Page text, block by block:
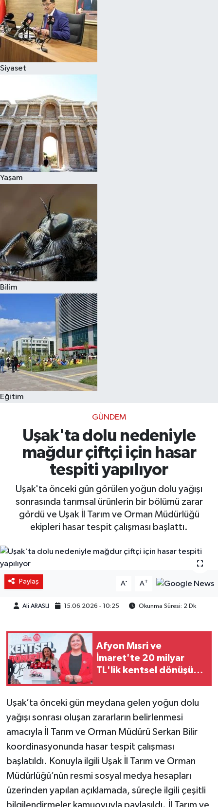
Siyaset
Yaşam
Bilim
Eğitim
GÜNDEM
Uşak'ta dolu nedeniyle
mağdur çiftçi için hasar
tespiti yapılıyor
Uşak'ta önceki gün görülen yoğun dolu yağışı
sonrasında tarımsal ürünlerin bir bölümü zarar
gördü ve Uşak İl Tarım ve Orman Müdürlüğü
ekipleri hasar tespit çalışması başlattı.
Paylaş A- A+
Ali ARASLI 15.06.2026 - 10:25 Okunma Süresi: 2 Dk
Afyon Mısri ve
İmaret'te 20 milyar
TL'lik kentsel dönüşüm
Uşak’ta önceki gün meydana gelen yoğun dolu
yağışı sonrası oluşan zararların belirlenmesi
amacıyla İl Tarım ve Orman Müdürü Serkan Bilir
koordinasyonunda hasar tespit çalışması
başlatıldı. Konuyla ilgili Uşak İl Tarım ve Orman
Müdürlüğü’nün resmi sosyal medya hesapları
üzerinden yapılan açıklamada, süreçle ilgili çeşitli
bilgilendirmeler kamuoyuyla paylaşıldı. İl Tarım ve